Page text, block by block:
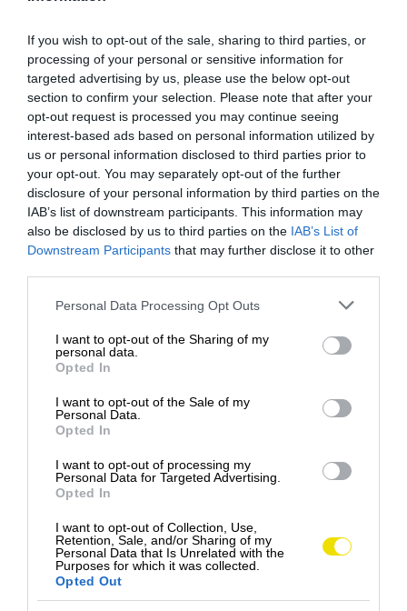
If you wish to opt-out of the sale, sharing to third parties, or
processing of your personal or sensitive information for
targeted advertising by us, please use the below opt-out
section to confirm your selection. Please note that after your
opt-out request is processed you may continue seeing
interest-based ads based on personal information utilized by
us or personal information disclosed to third parties prior to
your opt-out. You may separately opt-out of the further
disclosure of your personal information by third parties on the
IAB’s list of downstream participants. This information may
also be disclosed by us to third parties on the IAB’s List of
Downstream Participants that may further disclose it to other
Please note that this website/app uses one or more Google
not limited to your visit or usage behaviour. You may click to
grant or deny consent to Google and its third-party tags to
use your data for below specified purposes in below Google
consent section.
Personal Data Processing Opt Outs
I want to opt-out of the Sharing of my
personal data.
Opted In
I want to opt-out of the Sale of my
Personal Data.
Opted In
I want to opt-out of processing my
Personal Data for Targeted Advertising.
Opted In
I want to opt-out of Collection, Use,
Retention, Sale, and/or Sharing of my
Personal Data that Is Unrelated with the
Purposes for which it was collected.
Opted Out
Starodávny veľkonočný koláč z Transylvánie s
nádychom Orientu
Medzi menej známe sladkosti transylvánskej
kuchyne patrí koláč s rahatom, ktorý jedinečným
GASTRO